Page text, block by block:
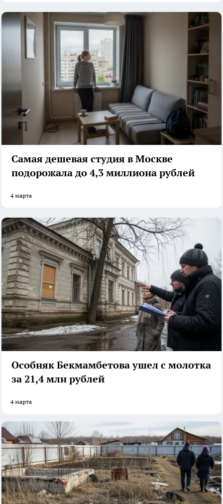
Самая дешевая студия в Москве
подорожала до 4,3 миллиона рублей
4 марта
Особняк Бекмамбетова ушел с молотка
за 21,4 млн рублей
4 марта